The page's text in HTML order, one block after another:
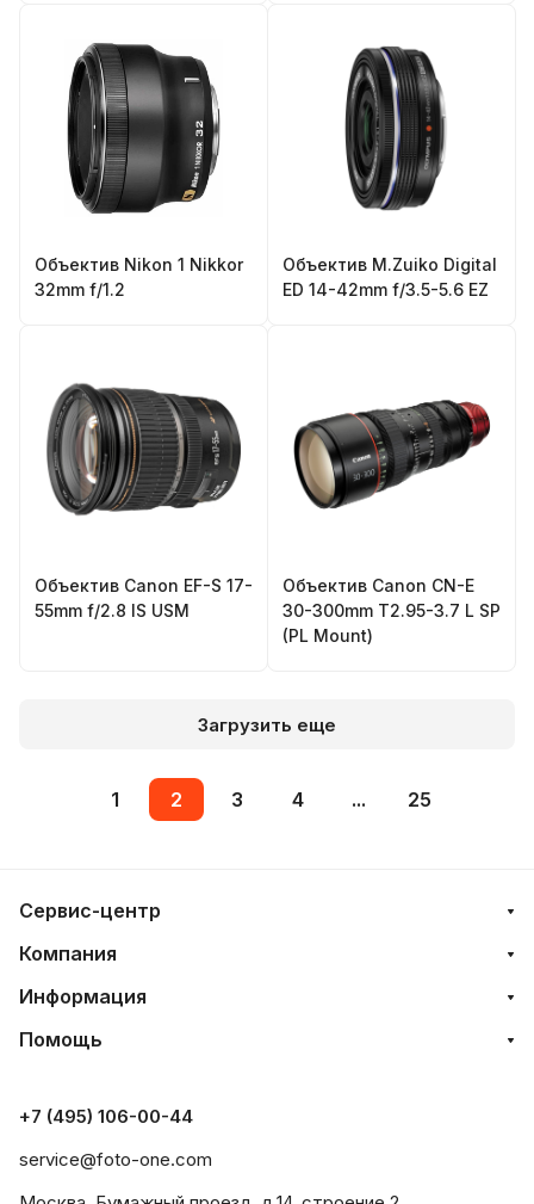
Объектив Nikon 1 Nikkor
32mm f/1.2
Объектив M.Zuiko Digital
ED 14-42mm f/3.5-5.6 EZ
Объектив Canon EF-S 17-
55mm f/2.8 IS USM
Объектив Canon CN-E
30-300mm T2.95-3.7 L SP
(PL Mount)
Загрузить еще
1 2 3 4 ... 25
Сервис-центр
Компания
Информация
Помощь
+7 (495) 106-00-44
service@foto-one.com